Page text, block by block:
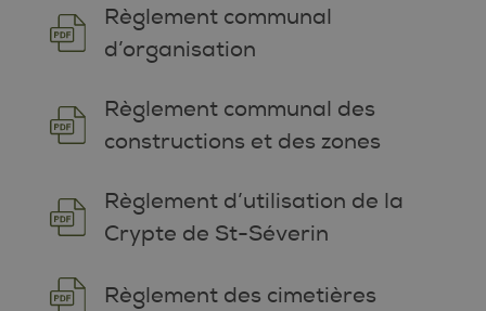
Règlement communal
d’organisation
Règlement communal des
constructions et des zones
Règlement d’utilisation de la
Crypte de St-Séverin
Règlement des cimetières